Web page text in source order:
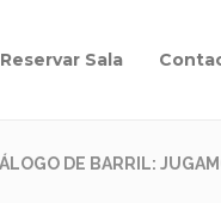
Reservar Sala
DE BARRIL: